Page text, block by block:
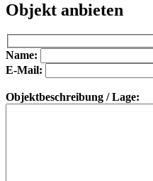
Objekt anbieten
Bitte lasse dieses Feld leer.
Bitte lasse dieses Feld leer.
Name:
E-Mail:
Objektbeschreibung / Lage: